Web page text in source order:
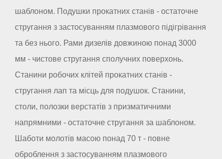
шаблоном. Подушки прокатних станів - остаточне
стругання з застосуванням плазмового підігрівання
та без нього. Рами дизелів довжиною понад 3000
мм - чистове стругання сполучних поверхонь.
Станини робочих клітей прокатних станів -
стругання лап та місць для подушок. Станини,
столи, полозки верстатів з призматичними
напрямними - остаточне стругання за шаблоном.
Шаботи молотів масою понад 70 т - повне
оброблення з застосуванням плазмового